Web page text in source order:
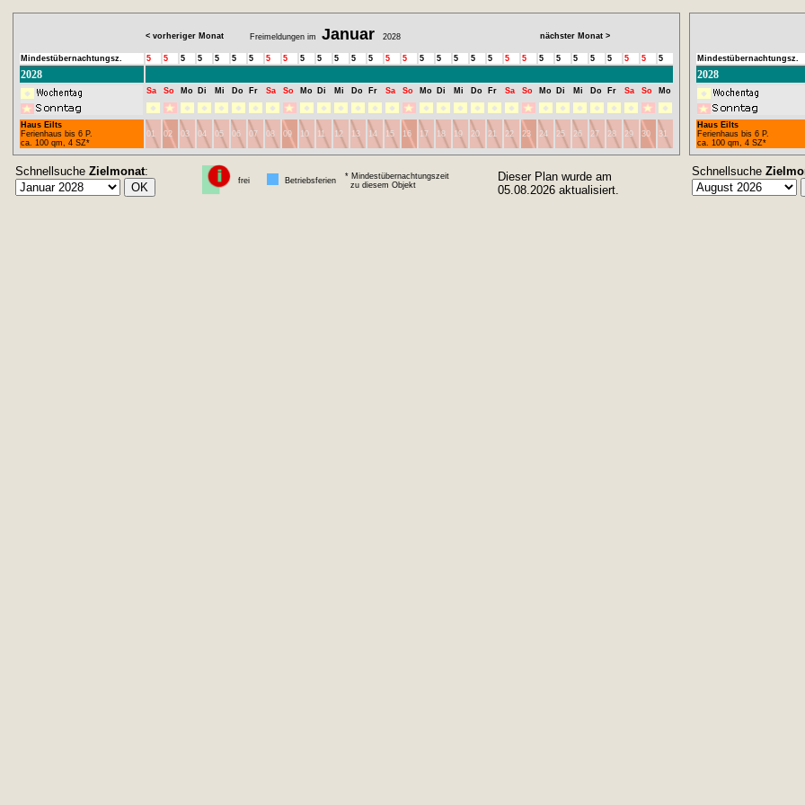
< vorheriger Monat Freimeldungen im Januar 2028 nächster Monat >
Mindestübernachtungsz. 5 5 5 5 5 5 5 5 5 5 5 5 5 5 5 5 5 5 5 5 5 5 5 5 5 5 5 5 5 5 5
2028
Sa So Mo Di Mi Do Fr Sa So Mo Di Mi Do Fr Sa So Mo Di Mi Do Fr Sa So Mo Di Mi Do Fr Sa So Mo
Haus Eilts
Ferienhaus bis 6 P.
ca. 100 qm, 4 SZ*
01 02 03 04 05 06 07 08 09 10 11 12 13 14 15 16 17 18 19 20 21 22 23 24 25 26 27 28 29 30 31
Schnellsuche Zielmonat:
frei Betriebsferien
* Mindestübernachtungszeit
zu diesem Objekt
Dieser Plan wurde am
05.08.2026 aktualisiert.
Mindestübernachtungsz.
2028
Haus Eilts
Ferienhaus bis 6 P.
ca. 100 qm, 4 SZ*
Schnellsuche